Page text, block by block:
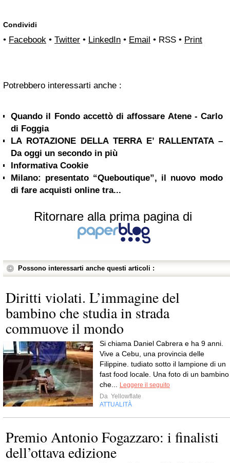
Condividi
• Facebook • Twitter • LinkedIn • Email • RSS • Print
Potrebbero interessarti anche :
Quando il Fondo accettò di affossare Atene - Carlo
di Foggia
LA ROTAZIONE DELLA TERRA E’ RALLENTATA –
Da oggi un secondo in più
Informativa Cookie
Milano: presentato “Queboutique”, il nuovo modo
di fare acquisti online tra...
Ritornare alla prima pagina di
Possono interessarti anche questi articoli :
Diritti violati. L’immagine del
bambino che studia in strada
commuove il mondo
Si chiama Daniel Cabrera e ha 9 anni.
Vive a Cebu, una provincia delle
Filippine. tudiato sotto il lampione di un
fast food locale. Una foto di un bambino
che...
Leggere il seguito
Da Yellowflate
ATTUALITÀ
Premio Antonio Fogazzaro: i finalisti
dell’ottava edizione